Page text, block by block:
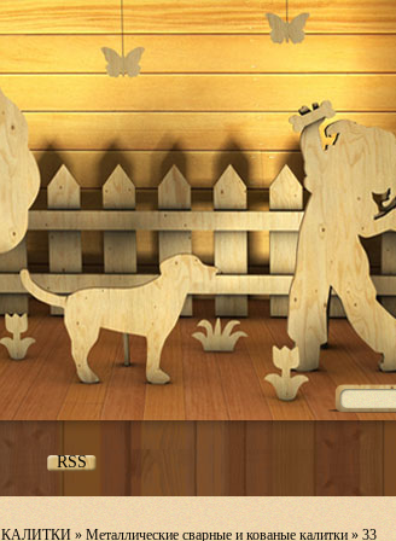
RSS
КАЛИТКИ » Металлические сварные и кованые калитки » 33